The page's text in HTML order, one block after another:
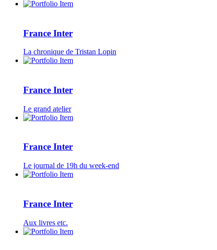
France Inter
La chronique de Tristan Lopin
France Inter
Le grand atelier
France Inter
Le journal de 19h du week-end
France Inter
Aux livres etc.